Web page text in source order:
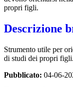
propri figli.
Descrizione
Strumento utile per
di studi dei propri figli.
Pubblicato: 04-06-